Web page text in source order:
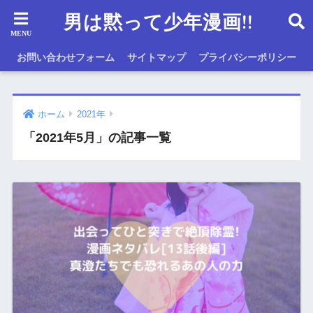
男は黙って少年漫画!!
お問い合わせフォーム サイトマップ プライバシーポリシー
ホーム 2021年
「2021年5月」の記事一覧